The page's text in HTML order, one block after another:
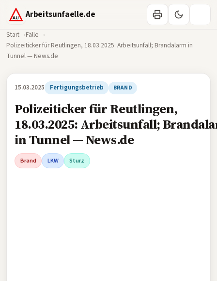
Arbeitsunfaelle.de
Start
Fälle
Polizeiticker für Reutlingen, 18.03.2025: Arbeitsunfall; Brandalarm in
Tunnel — News.de
15.03.2025 Fertigungsbetrieb BRAND
Polizeiticker für Reutlingen,
18.03.2025: Arbeitsunfall;
in Tunnel — News.de
Brand LKW Sturz